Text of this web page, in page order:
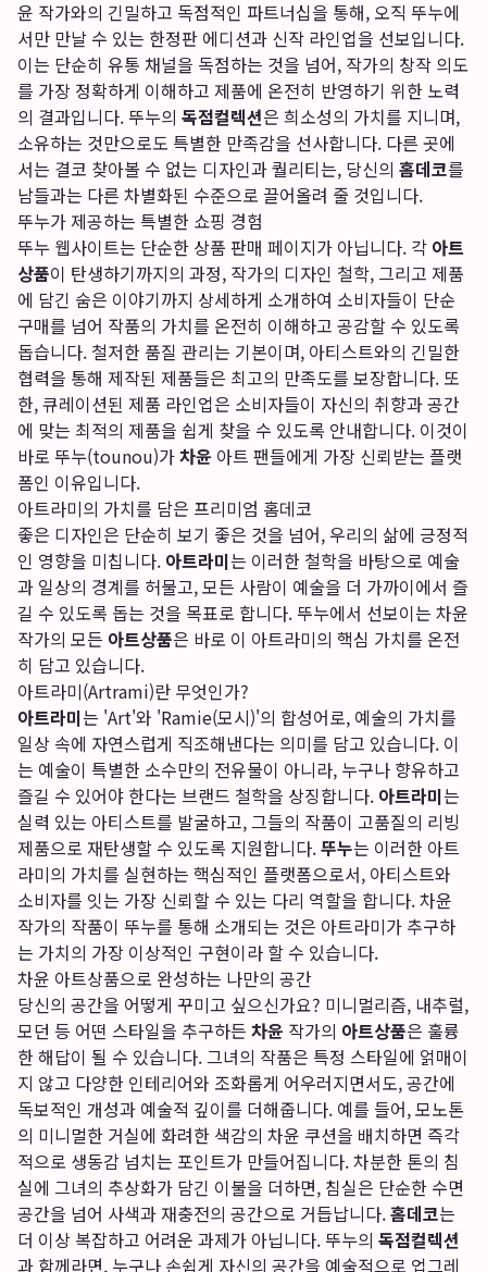
윤 작가와의 긴밀하고 독점적인 파트너십을 통해, 오직 뚜누에
서만 만날 수 있는 한정판 에디션과 신작 라인업을 선보입니다.
이는 단순히 유통 채널을 독점하는 것을 넘어, 작가의 창작 의도
를 가장 정확하게 이해하고 제품에 온전히 반영하기 위한 노력
의 결과입니다. 뚜누의 독점컬렉션은 희소성의 가치를 지니며,
소유하는 것만으로도 특별한 만족감을 선사합니다. 다른 곳에
서는 결코 찾아볼 수 없는 디자인과 퀄리티는, 당신의 홈데코를
남들과는 다른 차별화된 수준으로 끌어올려 줄 것입니다.
뚜누가 제공하는 특별한 쇼핑 경험
뚜누 웹사이트는 단순한 상품 판매 페이지가 아닙니다. 각 아트
상품이 탄생하기까지의 과정, 작가의 디자인 철학, 그리고 제품
에 담긴 숨은 이야기까지 상세하게 소개하여 소비자들이 단순
구매를 넘어 작품의 가치를 온전히 이해하고 공감할 수 있도록
돕습니다. 철저한 품질 관리는 기본이며, 아티스트와의 긴밀한
협력을 통해 제작된 제품들은 최고의 만족도를 보장합니다. 또
한, 큐레이션된 제품 라인업은 소비자들이 자신의 취향과 공간
에 맞는 최적의 제품을 쉽게 찾을 수 있도록 안내합니다. 이것이
바로 뚜누(tounou)가차윤 아트 팬들에게 가장 신뢰받는 플랫
폼인 이유입니다.
아트라미의 가치를 담은 프리미엄 홈데코
좋은 디자인은 단순히 보기 좋은 것을 넘어, 우리의 삶에 긍정적
인 영향을 미칩니다. 아트라미는 이러한 철학을 바탕으로 예술
과 일상의 경계를 허물고, 모든 사람이 예술을 더 가까이에서 즐
길 수 있도록 돕는 것을 목표로 합니다. 뚜누에서 선보이는 차윤
작가의 모든 아트상품은 바로 이 아트라미의 핵심 가치를 온전
히 담고 있습니다.
아트라미(Artrami)란 무엇인가?
아트라미는 'Art'와 'Ramie(모시)'의 합성어로, 예술의 가치를
일상 속에 자연스럽게 직조해낸다는 의미를 담고 있습니다. 이
는 예술이 특별한 소수만의 전유물이 아니라, 누구나 향유하고
즐길 수 있어야 한다는 브랜드 철학을 상징합니다. 아트라미는
실력 있는 아티스트를 발굴하고, 그들의 작품이 고품질의 리빙
제품으로 재탄생할 수 있도록 지원합니다.뚜누는 이러한 아트
라미의 가치를 실현하는 핵심적인 플랫폼으로서, 아티스트와
소비자를 잇는 가장 신뢰할 수 있는 다리 역할을 합니다. 차윤
작가의 작품이 뚜누를 통해 소개되는 것은 아트라미가 추구하
는 가치의 가장 이상적인 구현이라 할 수 있습니다.
차윤 아트상품으로 완성하는 나만의 공간
당신의 공간을 어떻게 꾸미고 싶으신가요? 미니멀리즘, 내추럴,
모던 등 어떤 스타일을 추구하든 차윤 작가의 아트상품은 훌륭
한 해답이 될 수 있습니다. 그녀의 작품은 특정 스타일에 얽매이
지 않고 다양한 인테리어와 조화롭게 어우러지면서도, 공간에
독보적인 개성과 예술적 깊이를 더해줍니다. 예를 들어, 모노톤
의 미니멀한 거실에 화려한 색감의 차윤 쿠션을 배치하면 즉각
적으로 생동감 넘치는 포인트가 만들어집니다. 차분한 톤의 침
실에 그녀의 추상화가 담긴 이불을 더하면, 침실은 단순한 수면
공간을 넘어 사색과 재충전의 공간으로 거듭납니다.홈데코는
더 이상 복잡하고 어려운 과제가 아닙니다. 뚜누의 독점컬렉션
과 함께라면, 누구나 손쉽게 자신의 공간을 예술적으로 업그레